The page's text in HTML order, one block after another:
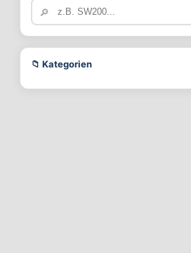
🔎
📁 Kategorien